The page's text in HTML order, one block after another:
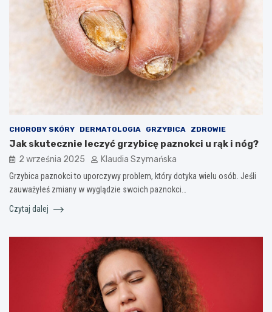
CHOROBY SKÓRY DERMATOLOGIA GRZYBICA ZDROWIE
Jak skutecznie leczyć grzybicę paznokci u rąk i nóg?
2 września 2025 Klaudia Szymańska
Grzybica paznokci to uporczywy problem, który dotyka wielu osób. Jeśli
zauważyłeś zmiany w wyglądzie swoich paznokci…
Czytaj dalej